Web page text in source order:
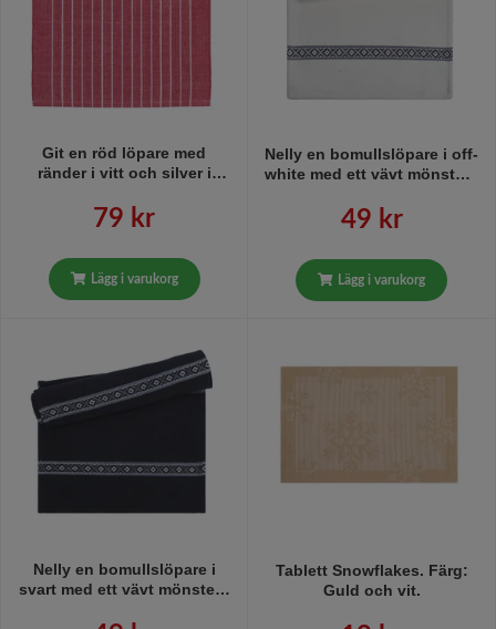
Git en röd löpare med
ränder i vitt och silver i
mått 40 x 140 cm.
79 kr
Lägg i varukorg
Nelly en bomullslöpare i off-
white med ett vävt mönster i
Noble house, mått 40 x 140
cm.
49 kr
Lägg i varukorg
Nelly en bomullslöpare i
svart med ett vävt mönster i
Tablett Snowflakes. Färg:
Guld och vit.